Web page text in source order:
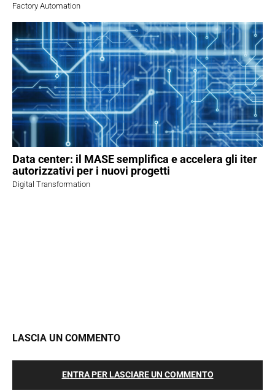
Factory Automation
Data center: il MASE semplifica e accelera gli iter
autorizzativi per i nuovi progetti
Digital Transformation
LASCIA UN COMMENTO
ENTRA PER LASCIARE UN COMMENTO